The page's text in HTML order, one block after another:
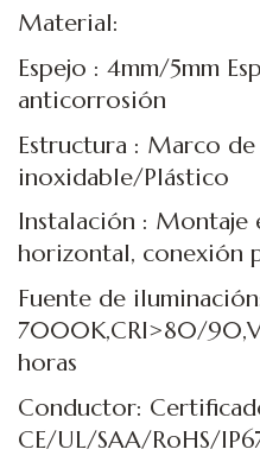
Material:
Espejo : 4mm/5mm
anticorrosión
Estructura : Marco
inoxidable/Plástico
Instalación : Montaje
horizontal, conexión
Fuente de
7000K,CRI>80/
horas
Conductor:
CE/UL/SAA/RoHS/